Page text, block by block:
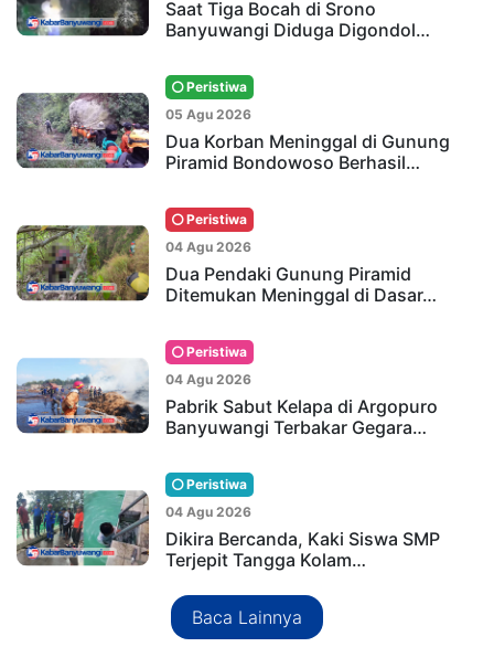
Saat Tiga Bocah di Srono
Banyuwangi Diduga Digondol…
Peristiwa
05 Agu 2026
Dua Korban Meninggal di Gunung
Piramid Bondowoso Berhasil…
Peristiwa
04 Agu 2026
Dua Pendaki Gunung Piramid
Ditemukan Meninggal di Dasar…
Peristiwa
04 Agu 2026
Pabrik Sabut Kelapa di Argopuro
Banyuwangi Terbakar Gegara…
Peristiwa
04 Agu 2026
Dikira Bercanda, Kaki Siswa SMP
Terjepit Tangga Kolam…
Baca Lainnya